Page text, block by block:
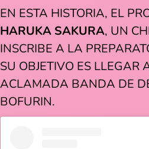
EN ESTA HISTORIA, EL
HARUKA SAKURA, UN
INSCRIBE A LA
SU OBJETIVO ES LLEGAR
ACLAMADA BANDA DE
BOFURIN.